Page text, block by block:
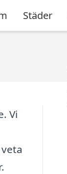
Städer
Vi